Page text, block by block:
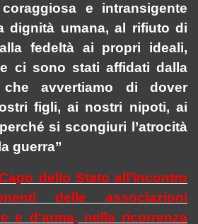
coraggiosa e intransigente
dignità umana, al rifiuto di
fedeltà ai propri ideali,
ci sono stati affidati dalla
che avvertiamo di dover
figli, ai nostri nipoti, ai
si scongiuri l’atrocità
guerra”
dello Stato all’incontro
delle associazioni
e d'arma, nella ricorrenza